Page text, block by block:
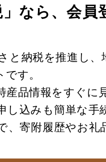
」なら、会員
と納税を推進し、
す。
産品情報をすぐに
し込みも簡単な手
、寄附履歴やお礼